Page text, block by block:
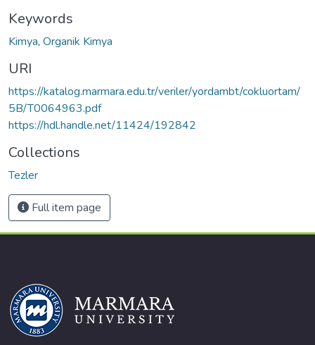
Keywords
Kimya, Organik Kimya
URI
https://katalog.marmara.edu.tr/veriler/yordambt/cokluortam/
5B/T0064963.pdf
https://hdl.handle.net/11424/192842
Collections
Tezler
Full item page